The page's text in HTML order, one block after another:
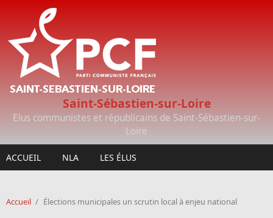
Aller au contenu principal
Saint-Sébastien-sur-Loire
Elus communistes et républicains de Saint-Sébastien-sur-
Loire
ACCUEIL NLA LES ÉLUS
Accueil / Élections municipales un scrutin local à enjeu national